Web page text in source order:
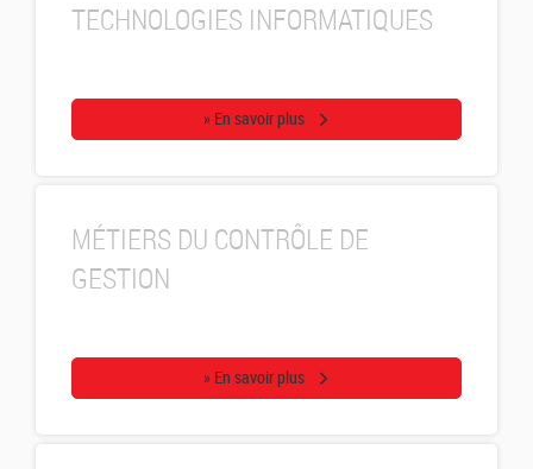
TECHNOLOGIES INFORMATIQUES
» En savoir plus
MÉTIERS DU CONTRÔLE DE
GESTION
» En savoir plus